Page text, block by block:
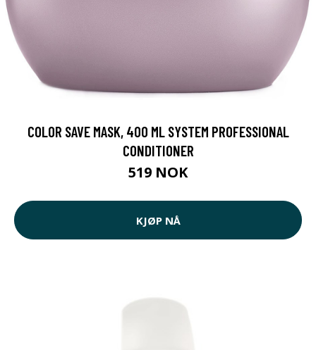
COLOR SAVE MASK, 400 ML SYSTEM PROFESSIONAL
CONDITIONER
519 NOK
KJØP NÅ